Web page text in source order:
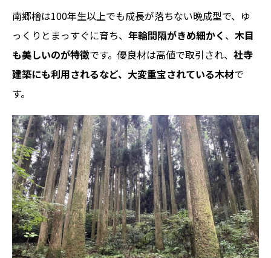
南郷檜は100年生以上でも成長が落ちない晩成型で、ゆ
っくりとまっすぐに育ち、 年輪間隔がきめ細かく 、 木目
も美しいのが特徴です。優良材は高値で取引され、 社寺
建築にも利用されるなど、大変重宝されている木材で
す。